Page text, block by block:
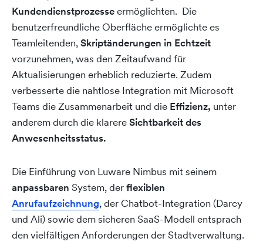
Kundendienstprozesseermöglichten. Die
benutzerfreundliche Oberfläche ermöglichte es
Teamleitenden,Skriptänderungen in Echtzeit
vorzunehmen, was den Zeitaufwand für
Aktualisierungen erheblich reduzierte. Zudem
verbesserte die nahtlose Integration mit Microsoft
Teams die Zusammenarbeit und die Effizienz, unter
anderem durch die klarereSichtbarkeit des
Anwesenheitsstatus.
Die Einführung von Luware Nimbus mit seinem
anpassbaren System, derflexiblen
Anrufaufzeichnung, der Chatbot-Integration (Darcy
und Ali) sowie dem sicheren SaaS-Modell entsprach
den vielfältigen Anforderungen der Stadtverwaltung.